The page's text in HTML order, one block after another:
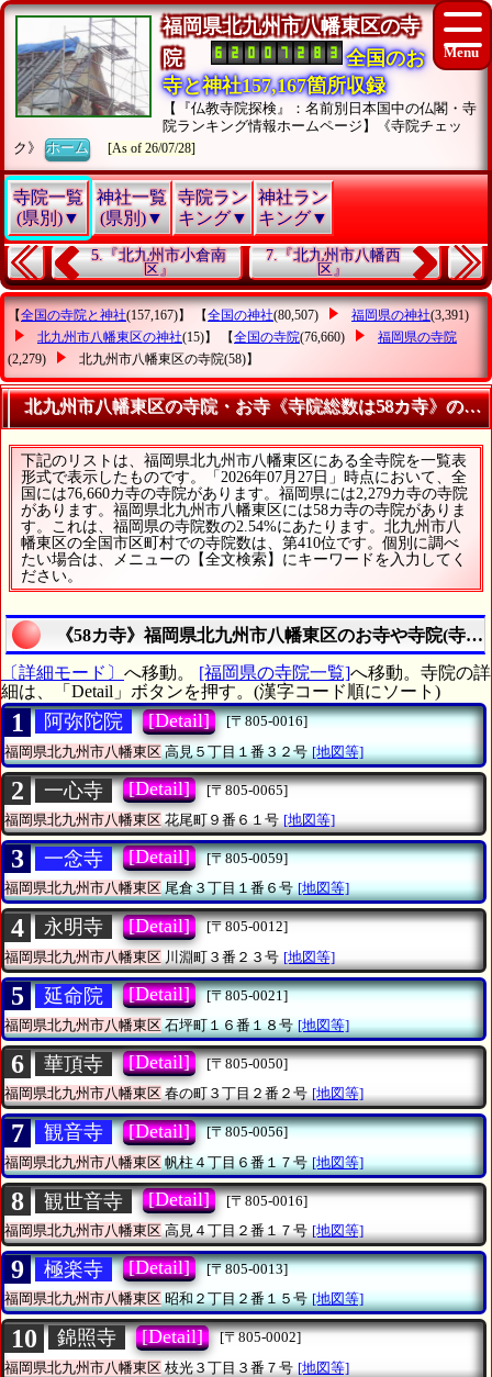
福岡県北九州市八幡東区の寺
院
全国のお
寺と神社157,167箇所収録
【『仏教寺院探検』：名前別日本国中の仏閣・寺
院ランキング情報ホームページ】《寺院チェッ
ク》ホーム [As of 26/07/28]
寺院一覧
(県別)▼
神社一覧
(県別)▼
寺院ラン
キング▼
神社ラン
キング▼
5.『北九州市小倉南
区』
7.『北九州市八幡西
区』
【全国の寺院と神社(157,167)】 【全国の神社(80,507) 福岡県の神社(3,391)
北九州市八幡東区の神社(15)】 【全国の寺院(76,660)
福岡県の寺院
(2,279)
北九州市八幡東区の寺院(58)】
北九州市八幡東区の寺院・お寺《寺院総数は58カ寺》のす
下記のリストは、福岡県北九州市八幡東区にある全寺院を一覧表
形式で表示したものです。「2026年07月27日」時点において、全
国には76,660カ寺の寺院があります。福岡県には2,279カ寺の寺院
があります。福岡県北九州市八幡東区には58カ寺の寺院がありま
す。これは、福岡県の寺院数の2.54%にあたります。北九州市八
幡東区の全国市区町村での寺院数は、第410位です。個別に調べ
たい場合は、メニューの【全文検索】にキーワードを入力してく
ださい。
《58カ寺》福岡県北九州市八幡東区のお寺や寺院(寺
〔詳細モード〕 へ移動。 [福岡県の寺院一覧]へ移動。寺院の詳
細は、「Detail」ボタンを押す。(漢字コード順にソート)
1 阿弥陀院 [Detail]
[〒805-0016]
福岡県北九州市八幡東区高見５丁目１番３２号 [地図等]
2 一心寺 [Detail]
[〒805-0065]
福岡県北九州市八幡東区花尾町９番６１号 [地図等]
3 一念寺 [Detail]
[〒805-0059]
福岡県北九州市八幡東区尾倉３丁目１番６号 [地図等]
4 永明寺 [Detail]
[〒805-0012]
福岡県北九州市八幡東区 川淵町３番２３号 [地図等]
5 延命院 [Detail]
[〒805-0021]
福岡県北九州市八幡東区石坪町１６番１８号 [地図等]
6 華頂寺 [Detail]
[〒805-0050]
福岡県北九州市八幡東区春の町３丁目２番２号 [地図等]
7 観音寺 [Detail]
[〒805-0056]
福岡県北九州市八幡東区帆柱４丁目６番１７号 [地図等]
8 観世音寺 [Detail]
[〒805-0016]
福岡県北九州市八幡東区高見４丁目２番１７号 [地図等]
9 極楽寺 [Detail]
[〒805-0013]
福岡県北九州市八幡東区昭和２丁目２番１５号 [地図等]
10 錦照寺 [Detail]
[〒805-0002]
福岡県北九州市八幡東区 枝光３丁目３番７号 [地図等]